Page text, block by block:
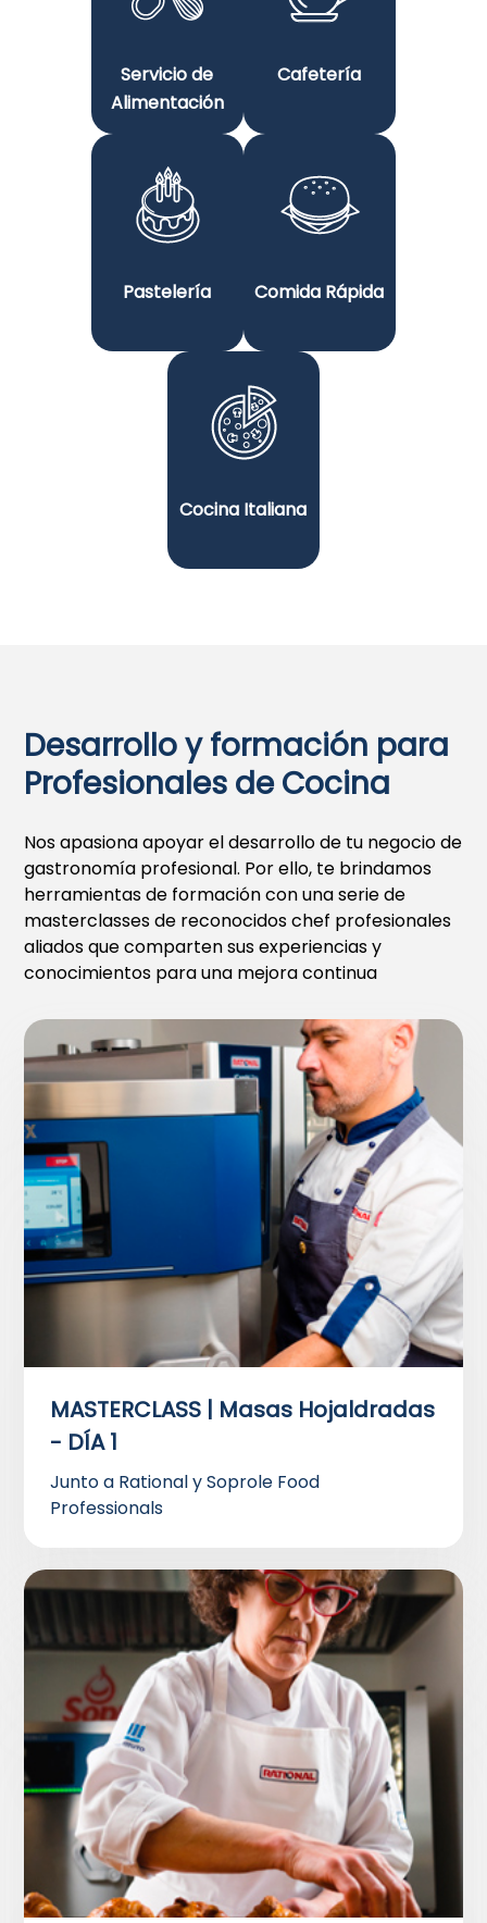
Servicio de
Alimentación
Cafetería
Pastelería Comida Rápida
Cocina Italiana
Desarrollo y formación para
Profesionales de Cocina
Nos apasiona apoyar el desarrollo de tu negocio de
gastronomía profesional. Por ello, te brindamos
herramientas de formación con una serie de
masterclasses de reconocidos chef profesionales
aliados que comparten sus experiencias y
conocimientos para una mejora continua
MASTERCLASS | Masas Hojaldradas
- DÍA 1
Junto a Rational y Soprole Food
Professionals